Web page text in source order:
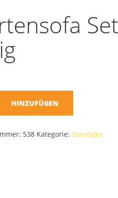
HINZUFÜGEN
538 Kategorie:Sonstiges